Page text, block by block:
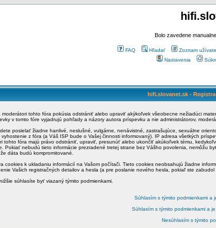
Bolo zavedene
FAQ Hľadať Zoznam
Nastavenia
hifi.slovanet.sk -
moderátori tohto fóra pokúsia odstrániť alebo upraviť akýkoľvek všeobecne nežiadúci
v tomto fóre vyjadrujú pohľady a názory autora príspevku a nie administrátorov,
posielať žiadne hanlivé, neslušné, vulgárne, nenávistné, zastrašujúce, sexuálne
z fóra (a Váš ISP bude o Vašej činnosti informovaný). IP adresa všetkých
tohto fóra majú právo odstrániť, upraviť, presunúť alebo ukončiť akúkoľvek tému,
Pokiať nebudú tieto informácie prezradené tretej strane bez Vášho povolenia, nemôžu
dáta budú kompromitované.
cookies k ukladaniu informácií na Vašom počítači. Tieto cookies neobsahujú žiadne
Vašich registračných detailov a hesla (a pre poslanie nového hesla, pokiaľ ste zabudol
súhlasíte byť viazaný týmito podmienkami.
Súhlasím s týmito podmienkami a
Súhlasím s týmito podmienkami a je
Nesúhlasím s týmito